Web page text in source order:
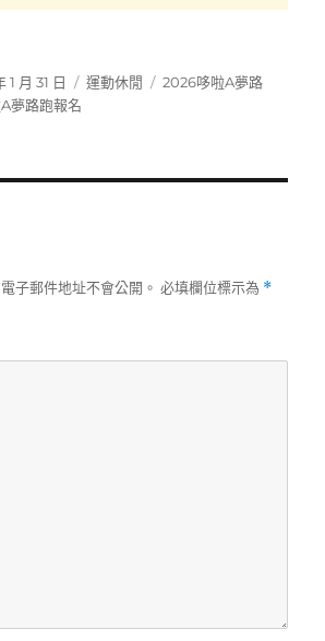
1 月 31 日
分
運動休閒
標
2026哆啦A夢路
夢路跑報名
子郵件地址不會公開。 必填欄位標示為 *